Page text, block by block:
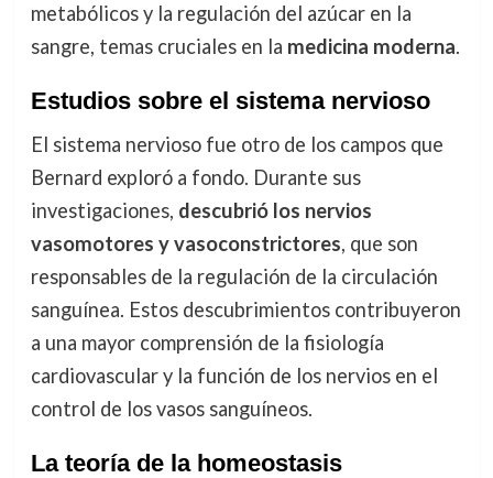
metabólicos y la regulación del azúcar en la
sangre, temas cruciales en la medicina moderna.
Estudios sobre el sistema nervioso
El sistema nervioso fue otro de los campos que
Bernard exploró a fondo. Durante sus
investigaciones, descubrió los nervios
vasomotores y vasoconstrictores, que son
responsables de la regulación de la circulación
sanguínea. Estos descubrimientos contribuyeron
a una mayor comprensión de la fisiología
cardiovascular y la función de los nervios en el
control de los vasos sanguíneos.
La teoría de la homeostasis